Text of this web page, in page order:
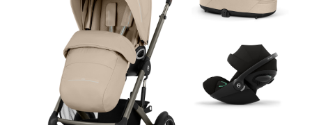
Äiti & Isä
Huonekalut & vuodevaatteet
Tarvikkeet
Varaosat
Kampanjat